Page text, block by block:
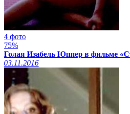
4 фото
75%
Голая Изабель Юппер в фильме
03.11.2016